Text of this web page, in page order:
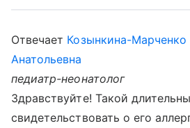
Отвечает Козынкина-Марченко
Анатольевна
педиатр-неонатолог
Здравствуйте! Такой
свидетельствовать о его